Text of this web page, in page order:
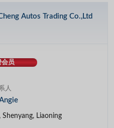
Autos Trading Co.,Ltd
会员
人
Liaoning